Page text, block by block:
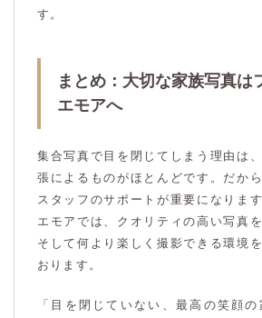
す。
まとめ：大切な家族写真は
エモアへ
集合写真で目を閉じてしまう理由は
張によるものがほとんどです。だか
スタッフのサポートが重要になりま
エモアでは、クオリティの高い写真
そして何より楽しく撮影できる環境
おります。
「目を閉じていない、最高の笑顔